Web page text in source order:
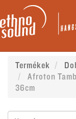
Termékek
Afroton
36cm